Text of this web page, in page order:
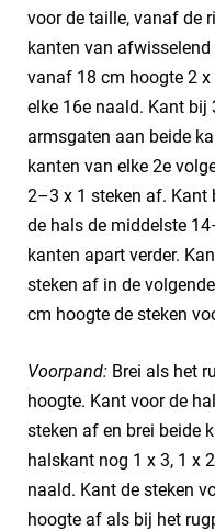
voor de taille, vanaf de
kanten van afwisselend
vanaf 18 cm hoogte 2
elke 16e naald. Kant bij
armsgaten aan beide
kanten van elke 2e
2–3 x 1 steken af.
de hals de middelste
kanten apart verder.
steken af in de
cm hoogte de steken
Voorpand: Brei als het
hoogte. Kant voor de
steken af en brei beide
halskant nog 1 x 3, 1 x
naald. Kant de steken
hoogte af als bij het